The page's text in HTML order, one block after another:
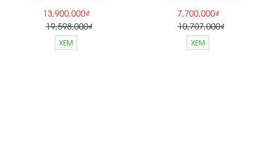
13,900,000₫
19,598,000₫
XEM
7,700,000₫
10,707,000₫
XEM